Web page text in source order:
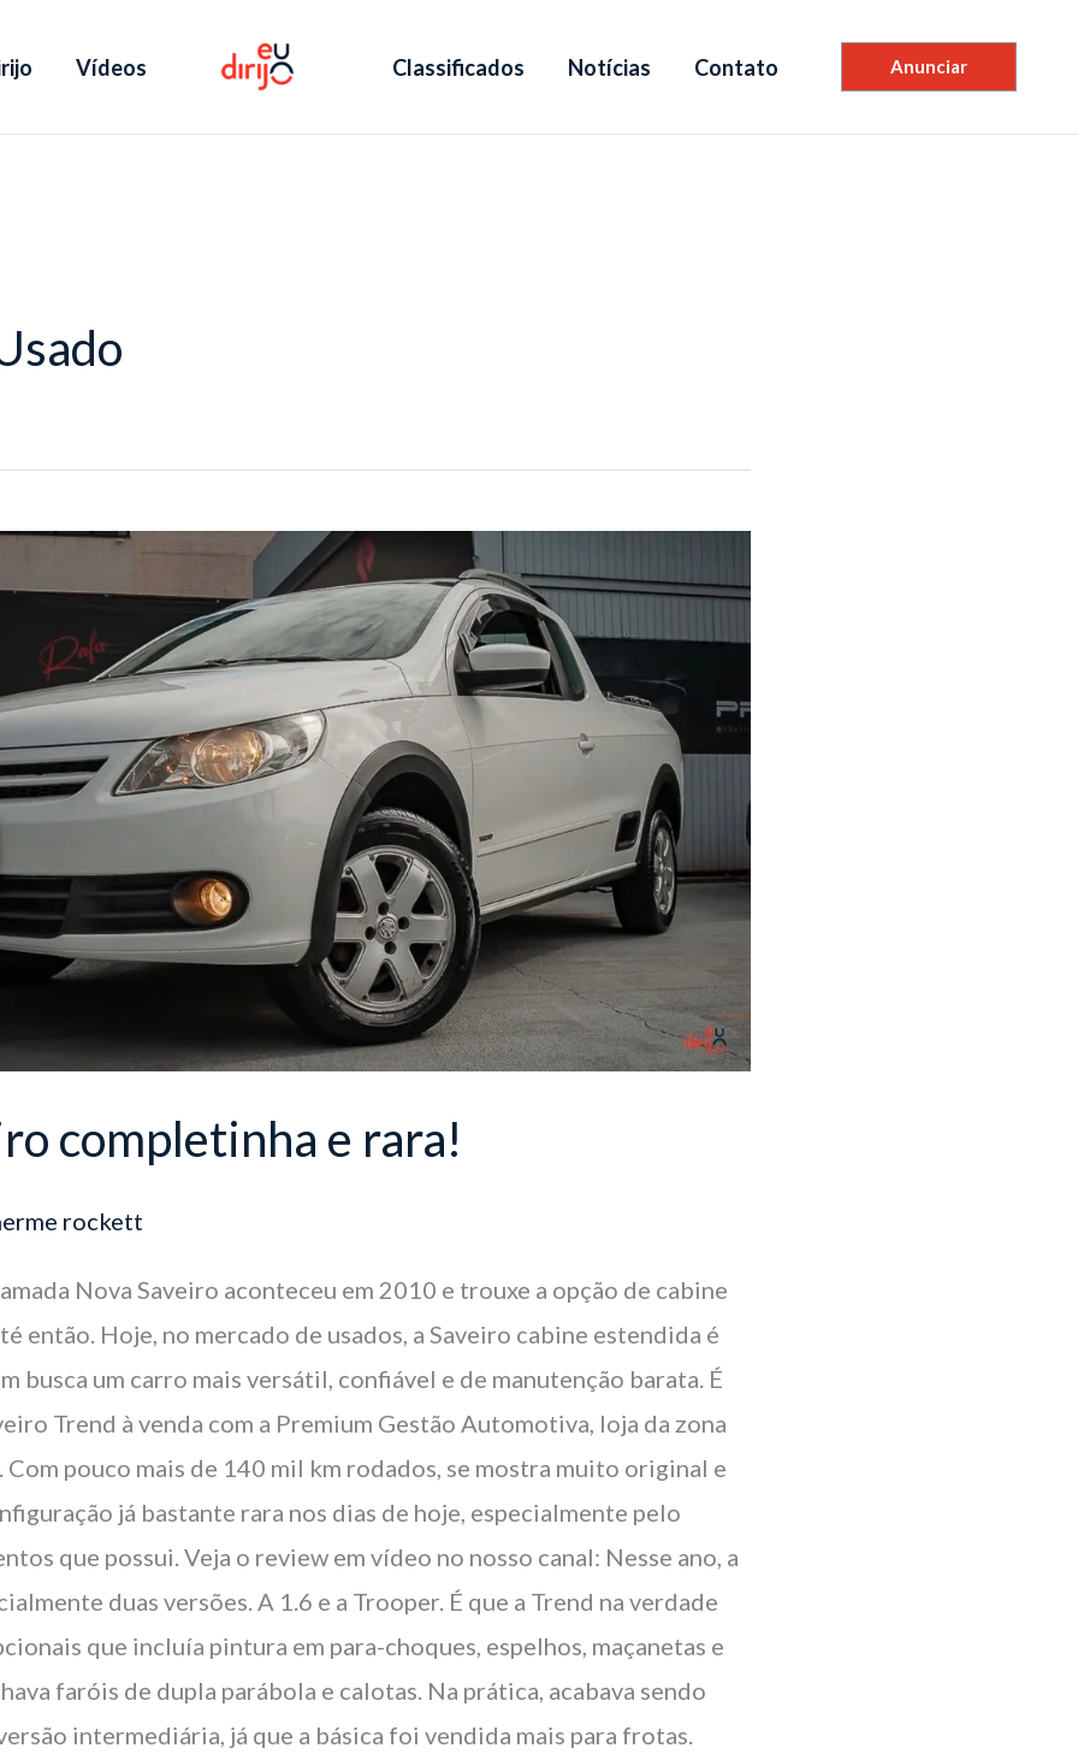
Vídeos Classificados Notícias Contato Anunciar
completinha e rara!
rockett
Nova Saveiro aconteceu em 2010 e trouxe a opção de cabine
então. Hoje, no mercado de usados, a Saveiro cabine estendida é
busca um carro mais versátil, confiável e de manutenção barata. É
Trend à venda com a Premium Gestão Automotiva, loja da zona
pouco mais de 140 mil km rodados, se mostra muito original e
já bastante rara nos dias de hoje, especialmente pelo
que possui. Veja o review em vídeo no nosso canal: Nesse ano, a
duas versões. A 1.6 e a Trooper. É que a Trend na verdade
que incluía pintura em para-choques, espelhos, maçanetas e
faróis de dupla parábola e calotas. Na prática, acabava sendo
intermediária, já que a básica foi vendida mais para frotas.